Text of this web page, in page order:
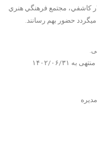
کاشفي، مجتمع فرهنگي هنري
حضور بهم رسانند.
۰۶/۳۱